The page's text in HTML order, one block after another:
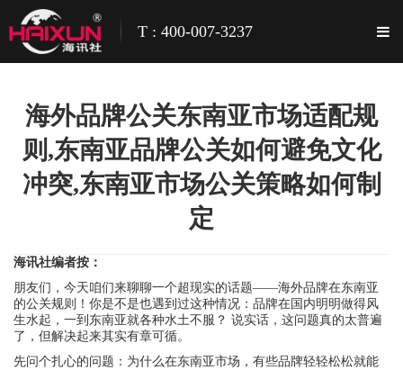
T : 400-007-3237
海外品牌公关东南亚市场适配规
则,东南亚品牌公关如何避免文化
冲突,东南亚市场公关策略如何制
定
海讯社编者按：
朋友们，今天咱们来聊聊一个超现实的话题——海外品牌在东南亚
的公关规则！你是不是也遇到过这种情况：品牌在国内明明做得风
生水起，一到东南亚就各种水土不服？ 说实话，这问题真的太普遍
了，但解决起来其实有章可循。
先问个扎心的问题：为什么在东南亚市场，有些品牌轻轻松松就能